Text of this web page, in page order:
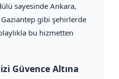
sayesinde Ankara,
gibi şehirlerde
bu hizmetten
Güvence Altına